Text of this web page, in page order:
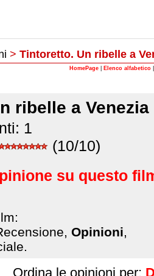
> Tintoretto. Un ribelle a
HomePage Elenco alfabetico
ribelle a Venezia
1
(10/10)
su questo
Opinioni,
Ordina le opinioni per: